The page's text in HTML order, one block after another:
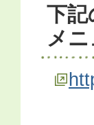
下記
メニ